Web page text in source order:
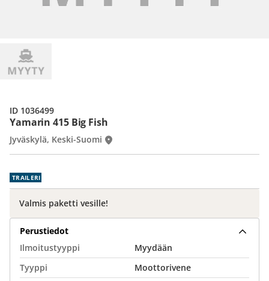
Yamarin 415 Big Fish
Jyväskylä, Keski-Suomi
ID 1036499
TRAILERI
Valmis paketti vesille!
Perustiedot
Ilmoitustyyppi
Myydään
Tyyppi
Moottorivene